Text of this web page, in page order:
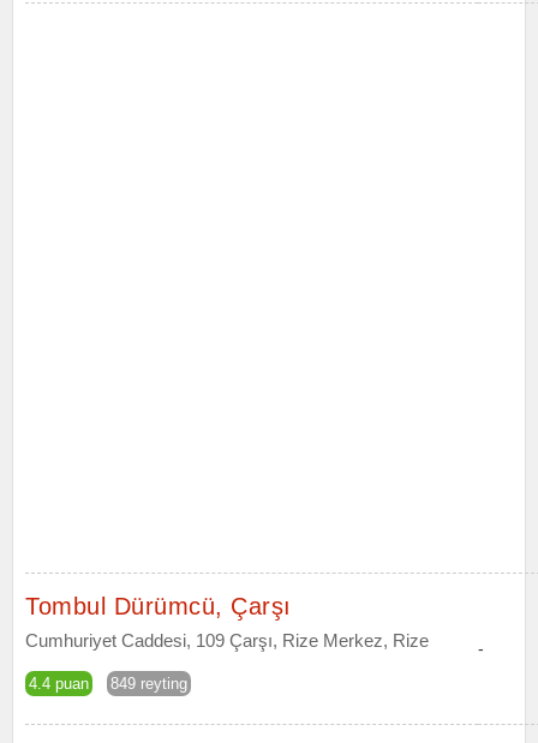
Tombul Dürümcü, Çarşı
Cumhuriyet Caddesi, 109 Çarşı, Rize Merkez, Rize
4.4 puan 849 reyting
-